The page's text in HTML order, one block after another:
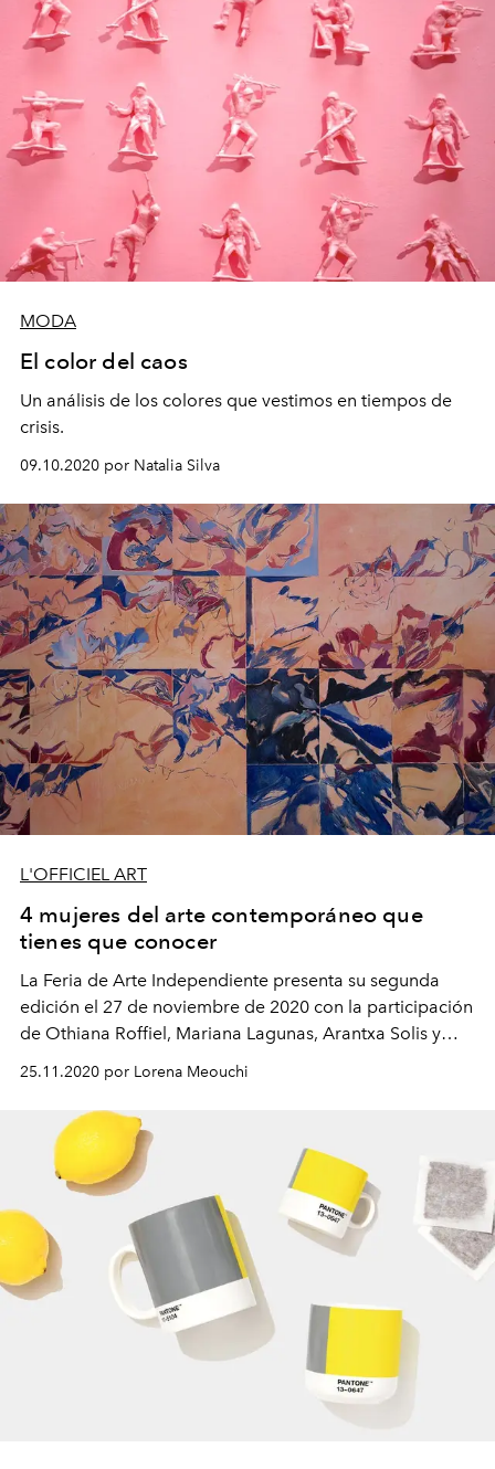
MODA
El color del caos
Un análisis de los colores que vestimos en tiempos de
crisis.
09.10.2020 por Natalia Silva
L'OFFICIEL ART
4 mujeres del arte contemporáneo que
tienes que conocer
La Feria de Arte Independiente presenta su segunda
edición el 27 de noviembre de 2020 con la participación
de Othiana Roffiel, Mariana Lagunas, Arantxa Solis y
Andrea Romero, cuya obra pictórica no te puedes
25.11.2020 por Lorena Meouchi